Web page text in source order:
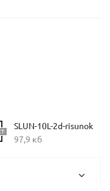
SLUN-10L-2d-risunok
97,9 кб